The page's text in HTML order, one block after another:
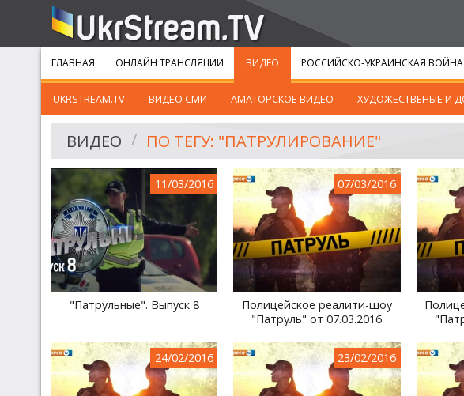
ГЛАВНАЯ ОНЛАЙН ТРАНСЛЯЦИИ ВИДЕО
UKRSTREAM.TV ВИДЕО СМИ АМАТОРСКОЕ ВИДЕО ХУДОЖЕСТВЕНЫЕ И
РОССИЙСКО-УКРАИНСКАЯ ВОЙНА
ВИДЕО ПО ТЕГУ: "ПАТРУЛИРОВАНИЕ"
11/03/2016
"Патрульные". Выпуск 8
07/03/2016
Полицейское реалити-шоу
"Патруль" от 07.03.2016
24/02/2016 23/02/2016